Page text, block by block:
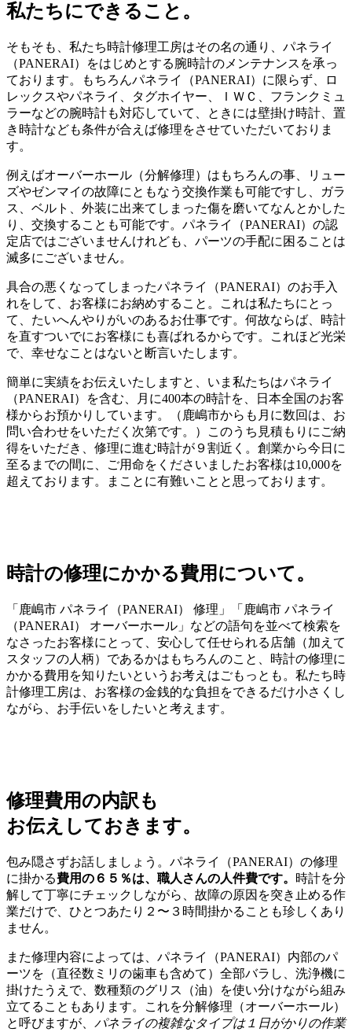
私たちにできること。
そもそも、私たち時計修理工房はその名の通り、パネライ
（PANERAI）をはじめとする腕時計のメンテナンスを承っ
ております。もちろんパネライ（PANERAI）に限らず、ロ
レックスやパネライ、タグホイヤー、ＩＷＣ、フランクミュ
ラーなどの腕時計も対応していて、ときには壁掛け時計、置
き時計なども条件が合えば修理をさせていただいておりま
す。
例えばオーバーホール（分解修理）はもちろんの事、リュー
ズやゼンマイの故障にともなう交換作業も可能ですし、ガラ
ス、ベルト、外装に出来てしまった傷を磨いてなんとかした
り、交換することも可能です。パネライ（PANERAI）の認
定店ではございませんけれども、パーツの手配に困ることは
滅多にございません。
具合の悪くなってしまったパネライ（PANERAI）のお手入
れをして、お客様にお納めすること。これは私たちにとっ
て、たいへんやりがいのあるお仕事です。何故ならば、時計
を直すついでにお客様にも喜ばれるからです。これほど光栄
で、幸せなことはないと断言いたします。
簡単に実績をお伝えいたしますと、いま私たちはパネライ
（PANERAI）を含む、月に400本の時計を、日本全国のお客
様からお預かりしています。（鹿嶋市からも月に数回は、お
問い合わせをいただく次第です。）このうち見積もりにご納
得をいただき、修理に進む時計が９割近く。創業から今日に
至るまでの間に、ご用命をくださいましたお客様は10,000を
超えております。まことに有難いことと思っております。
時計の修理にかかる費用について。
「鹿嶋市 パネライ（PANERAI） 修理」「鹿嶋市 パネライ
（PANERAI） オーバーホール」などの語句を並べて検索を
なさったお客様にとって、安心して任せられる店舗（加えて
スタッフの人柄）であるかはもちろんのこと、時計の修理に
かかる費用を知りたいというお考えはごもっとも。私たち時
計修理工房は、お客様の金銭的な負担をできるだけ小さくし
ながら、お手伝いをしたいと考えます。
修理費用の内訳も
お伝えしておきます。
包み隠さずお話しましょう。パネライ（PANERAI）の修理
に掛かる費用の６５％は、職人さんの人件費です。 時計を分
解して丁寧にチェックしながら、故障の原因を突き止める作
業だけで、ひとつあたり２〜３時間掛かることも珍しくあり
ません。
また修理内容によっては、パネライ（PANERAI）内部のパ
ーツを（直径数ミリの歯車も含めて）全部バラし、洗浄機に
掛けたうえで、数種類のグリス（油）を使い分けながら組み
立てることもあります。これを分解修理（オーバーホール）
と呼びますが、 パネライの複雑なタイプは１日がかりの作業